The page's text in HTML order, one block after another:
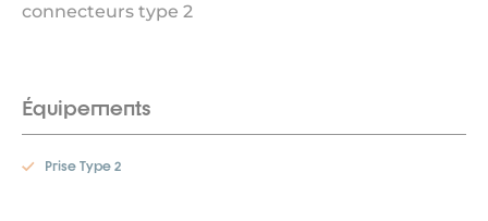
connecteurs type 2
Équipements
Prise Type 2